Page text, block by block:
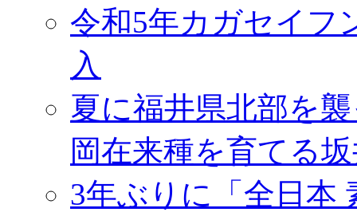
令和5年カガセイフ
入
夏に福井県北部を
岡在来種を育てる
3年ぶりに「全日本